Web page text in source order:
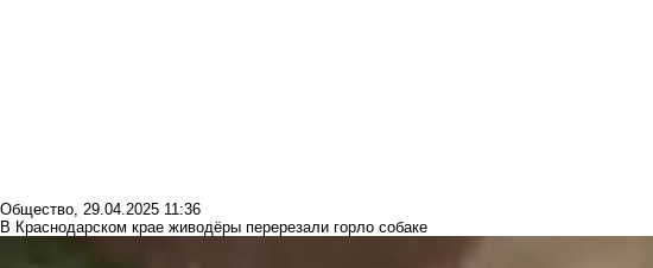
Общество, 29.04.2025 11:36
В Краснодарском крае живодёры перерезали горло собаке